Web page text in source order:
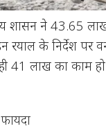
शासन ने 43.65
रयाल के निर्देश
41 लाख का काम